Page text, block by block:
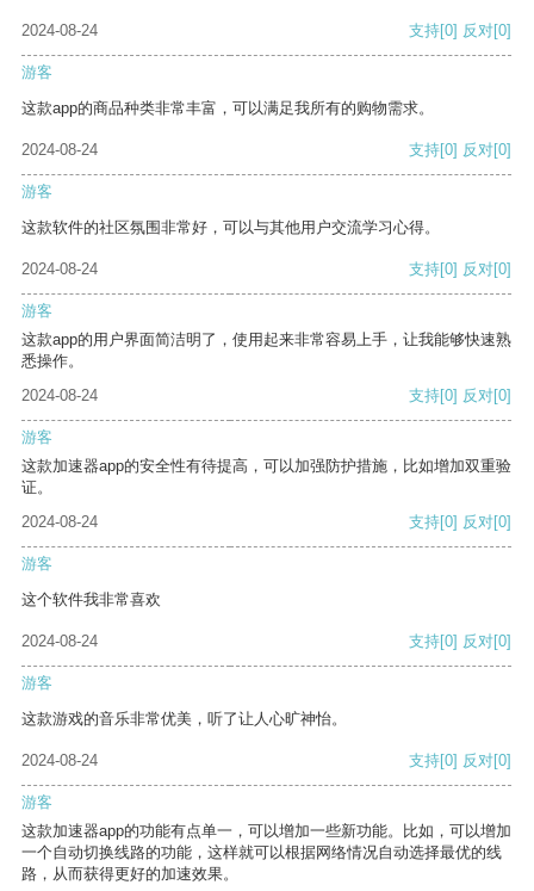
2024-08-24 支持[0] 反对[0]
游客
这款app的商品种类非常丰富，可以满足我所有的购物需求。
2024-08-24 支持[0] 反对[0]
游客
这款软件的社区氛围非常好，可以与其他用户交流学习心得。
2024-08-24 支持[0] 反对[0]
游客
这款app的用户界面简洁明了，使用起来非常容易上手，让我能够快速熟
悉操作。
2024-08-24
支持[0] 反对[0]
游客
这款加速器app的安全性有待提高，可以加强防护措施，比如增加双重验
证。
2024-08-24
支持[0] 反对[0]
游客
这个软件我非常喜欢
2024-08-24 支持[0] 反对[0]
游客
这款游戏的音乐非常优美，听了让人心旷神怡。
2024-08-24 支持[0] 反对[0]
游客
这款加速器app的功能有点单一，可以增加一些新功能。比如，可以增加
一个自动切换线路的功能，这样就可以根据网络情况自动选择最优的线
路，从而获得更好的加速效果。